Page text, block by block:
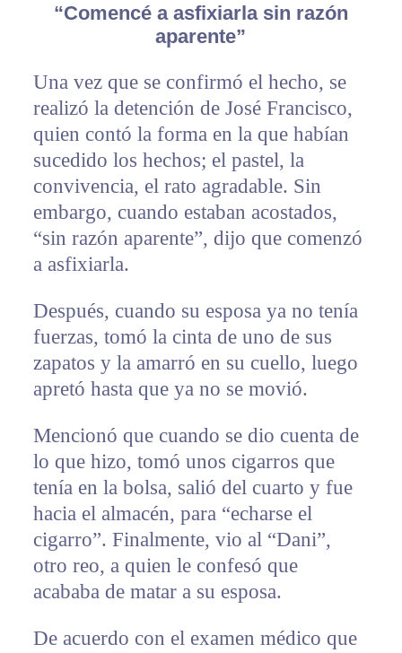
“Comencé a asfixiarla sin razón
aparente”
Una vez que se confirmó el hecho, se
realizó la detención de José Francisco,
quien contó la forma en la que habían
sucedido los hechos; el pastel, la
convivencia, el rato agradable. Sin
embargo, cuando estaban acostados,
“sin razón aparente”, dijo que comenzó
a asfixiarla.
Después, cuando su esposa ya no tenía
fuerzas, tomó la cinta de uno de sus
zapatos y la amarró en su cuello, luego
apretó hasta que ya no se movió.
Mencionó que cuando se dio cuenta de
lo que hizo, tomó unos cigarros que
tenía en la bolsa, salió del cuarto y fue
hacia el almacén, para “echarse el
cigarro”. Finalmente, vio al “Dani”,
otro reo, a quien le confesó que
acababa de matar a su esposa.
De acuerdo con el examen médico que